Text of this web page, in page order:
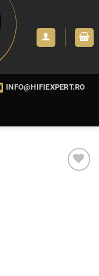
INFO@HIFIEXPERT.RO